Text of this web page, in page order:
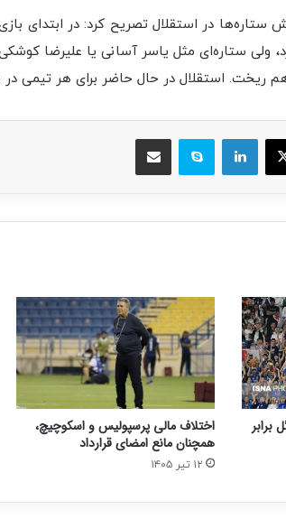
ستاره‌ها در استقلال تصریح کرد: در ابتدای
ولی ستاره‌ای مثل یاسر آسانی یا علیرضا
ریخت. استقلال در حال حاضر برای هر تیمی
ایکس لینکداین اسکایپ
برابر
اختلاف مالی پرسپولیس و اسکوچیچ،
همچنان مانع امضای قرارداد
۱۲ تیر ۱۴۰۵